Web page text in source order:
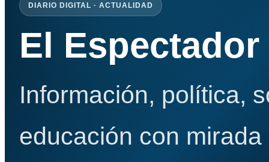
DIARIO DIGITAL · ACTUALIDAD
El Espectador
Información, política,
educación con